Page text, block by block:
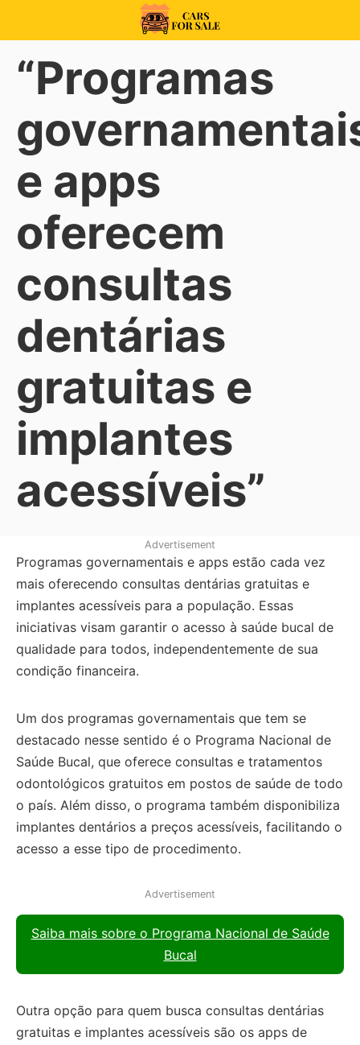
99CarsforSale
“Programas
e apps
oferecem
consultas
dentárias
gratuitas e
implantes
acessíveis”
Advertisement
Programas governamentais e apps estão cada vez
mais oferecendo consultas dentárias gratuitas e
implantes acessíveis para a população. Essas
iniciativas visam garantir o acesso à saúde bucal de
qualidade para todos, independentemente de sua
condição financeira.
Um dos programas governamentais que tem se
destacado nesse sentido é o Programa Nacional de
Saúde Bucal, que oferece consultas e tratamentos
odontológicos gratuitos em postos de saúde de todo
o país. Além disso, o programa também disponibiliza
implantes dentários a preços acessíveis, facilitando o
acesso a esse tipo de procedimento.
Advertisement
Saiba mais sobre o Programa Nacional de Saúde
Bucal
Outra opção para quem busca consultas dentárias
gratuitas e implantes acessíveis são os apps de